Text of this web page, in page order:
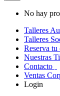
No hay
Talleres
Talleres
Reserva tu
Nuestras
Contacto
Ventas
Login